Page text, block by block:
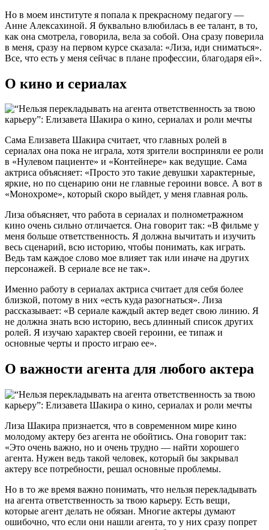
Но в моем институте я попала к прекрасному педагогу —
Анне Алексахиной. Я буквально влюбилась в ее талант, в то,
как она смотрела, говорила, вела за собой. Она сразу поверила
в меня, сразу на первом курсе сказала: «Лиза, иди сниматься».
Все, что есть у меня сейчас в плане профессии, благодаря ей».
О кино и сериалах
Сама Елизавета Шакира считает, что главных ролей в
сериалах она пока не играла, хотя зрители восприняли ее роли
в «Нулевом пациенте» и «Контейнере» как ведущие. Сама
актриса объясняет: «Просто это такие девушки характерные,
яркие, но по сценарию они не главные героини вовсе. А вот в
«Монохроме», который скоро выйдет, у меня главная роль.
Лиза объясняет, что работа в сериалах и полнометражном
кино очень сильно отличается. Она говорит так: «В фильме у
меня больше ответственность. Я должна вычитать и изучить
весь сценарий, всю историю, чтобы понимать, как играть.
Ведь там каждое слово мое влияет так или иначе на других
персонажей. В сериале все не так».
Именно работу в сериалах актриса считает для себя более
близкой, потому в них «есть куда разогнаться». Лиза
рассказывает: «В сериале каждый актер ведет свою линию. Я
не должна знать всю историю, весь длинный список других
ролей. Я изучаю характер своей героини, ее типаж и
основные черты и просто играю ее».
О важности агента для любого актера
Лиза Шакира признается, что в современном мире кино
молодому актеру без агента не обойтись. Она говорит так:
«Это очень важно, но и очень трудно — найти хорошего
агента. Нужен ведь такой человек, который бы закрывал
актеру все потребности, решал основные проблемы.
Но в то же время важно понимать, что нельзя перекладывать
на агента ответственность за твою карьеру. Есть вещи,
которые агент делать не обязан. Многие актеры думают
ошибочно, что если они нашли агента, то у них сразу попрет